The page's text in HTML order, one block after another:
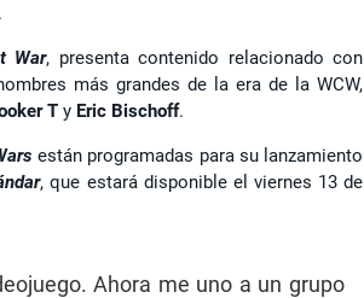
.
War, presenta contenido relacionado con
más grandes de la era de la WCW,
T y Eric Bischoff.
están programadas para su lanzamiento
, que estará disponible el viernes 13 de
Ahora me uno a un grupo